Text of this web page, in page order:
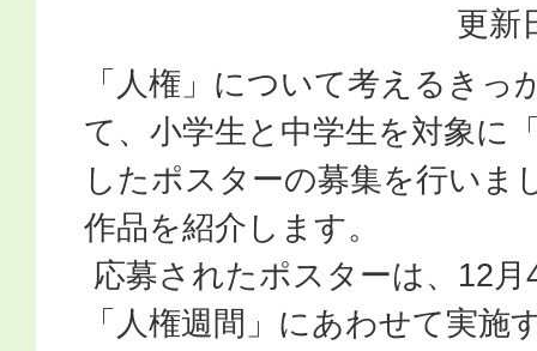
更新
「人権」について考えるきっ
て、小学生と中学生を対象に
したポスターの募集を行いま
作品を紹介します。
応募されたポスターは、12
「人権週間」にあわせて実施